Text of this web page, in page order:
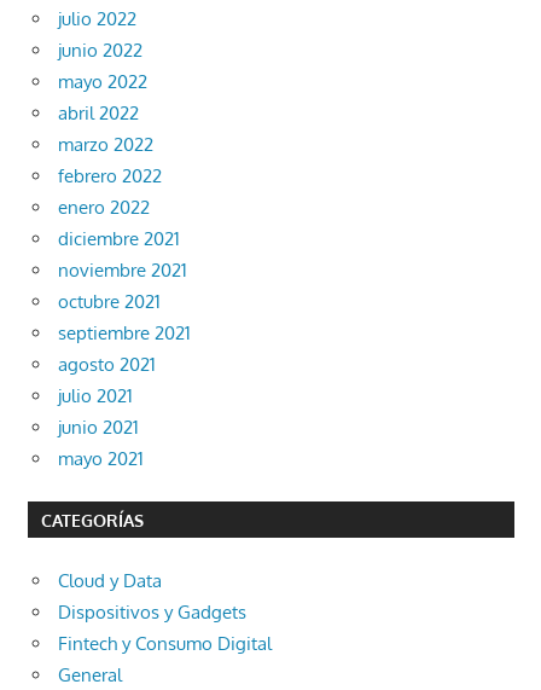
julio 2022
junio 2022
mayo 2022
abril 2022
marzo 2022
febrero 2022
enero 2022
diciembre 2021
noviembre 2021
octubre 2021
septiembre 2021
agosto 2021
julio 2021
junio 2021
mayo 2021
CATEGORÍAS
Cloud y Data
Dispositivos y Gadgets
Fintech y Consumo Digital
General